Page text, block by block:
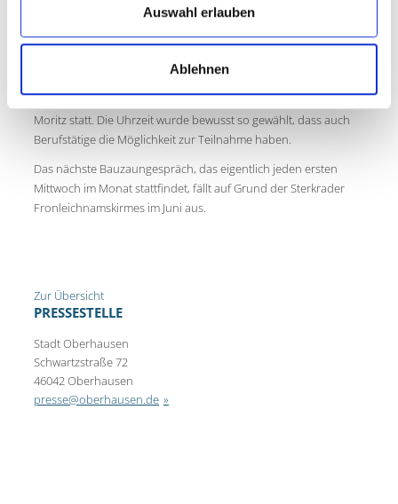
Auswahl erlauben
Ablehnen
Umweltamtes Markus Werntgen-Orman, dass derzeit die letzten
Verhandlungen im Vergabeverfahren für die Beauftragung
eines Generalunternehmer laufen. Gleichzeitig wurde zu einem
18:30 Uhr erstmals ein Baustellenstammtisch im Lokal Klumpen
Moritz statt. Die Uhrzeit wurde bewusst so gewählt, dass auch
Berufstätige die Möglichkeit zur Teilnahme haben.
Das nächste Bauzaungespräch, das eigentlich jeden ersten
Mittwoch im Monat stattfindet, fällt auf Grund der Sterkrader
Fronleichnamskirmes im Juni aus.
Zur Übersicht
PRESSESTELLE
Stadt Oberhausen
Schwartzstraße 72
46042 Oberhausen
presse@oberhausen.de